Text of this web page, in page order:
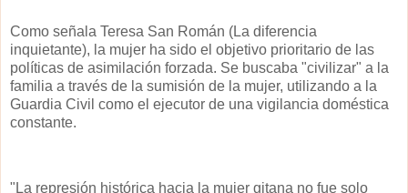
Como señala Teresa San Román (La diferencia
inquietante), la mujer ha sido el objetivo prioritario de las
políticas de asimilación forzada. Se buscaba "civilizar" a la
familia a través de la sumisión de la mujer, utilizando a la
Guardia Civil como el ejecutor de una vigilancia doméstica
constante.
"La represión histórica hacia la mujer gitana no fue solo